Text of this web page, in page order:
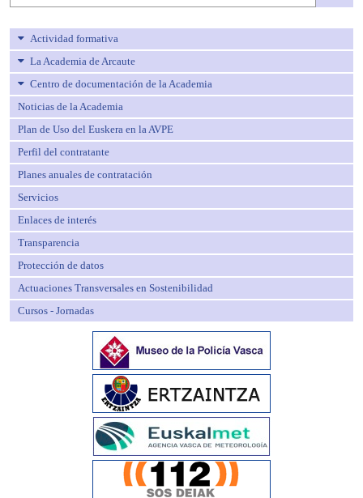
Actividad formativa
La Academia de Arcaute
Centro de documentación de la Academia
Noticias de la Academia
Plan de Uso del Euskera en la AVPE
Perfil del contratante
Planes anuales de contratación
Servicios
Enlaces de interés
Transparencia
Protección de datos
Actuaciones Transversales en Sostenibilidad
Cursos - Jornadas